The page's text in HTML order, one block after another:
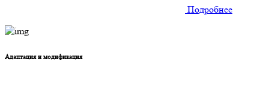
Подробнее
Адаптация и модификация